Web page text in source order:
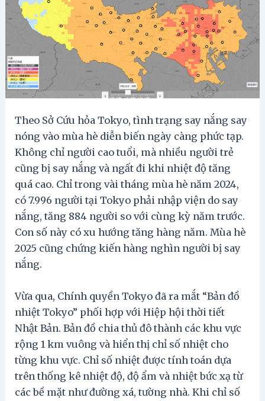
Theo Sở Cứu hỏa Tokyo, tình trạng say nắng say
nóng vào mùa hè diễn biến ngày càng phức tạp.
Không chỉ người cao tuổi, mà nhiều người trẻ
cũng bị say nắng và ngất đi khi nhiệt độ tăng
quá cao. Chỉ trong vài tháng mùa hè năm 2024,
có 7.996 người tại Tokyo phải nhập viện do say
nắng, tăng 884 người so với cùng kỳ năm trước.
Con số này có xu hướng tăng hàng năm. Mùa hè
2025 cũng chứng kiến hàng nghìn người bị say
nắng.
Vừa qua, Chính quyền Tokyo đã ra mắt “Bản đồ
nhiệt Tokyo” phối hợp với Hiệp hội thời tiết
Nhật Bản. Bản đồ chia thủ đô thành các khu vực
rộng 1 km vuông và hiển thị chỉ số nhiệt cho
từng khu vực. Chỉ số nhiệt được tính toán dựa
trên thống kê nhiệt độ, độ ẩm và nhiệt bức xạ từ
các bề mặt như đường xá, tường nhà. Khi chỉ số